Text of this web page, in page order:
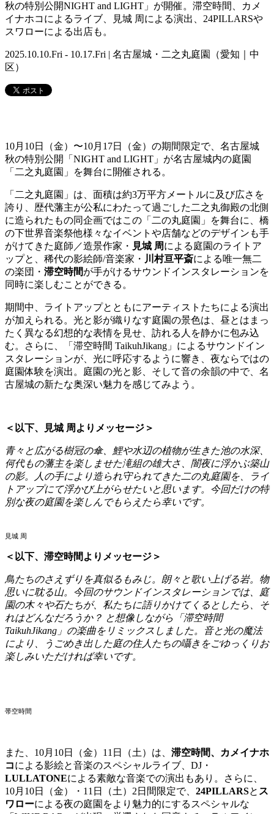
秋の特別公開NIGHT and LIGHT」が開催。滞空時間、カメ
イナホコによるライブ、見城 周による演出、24PILLARSや
スワローによる出店も。
2025.10.10.Fri - 10.17.Fri | 名古屋城・二之丸庭園（愛知｜中
区）
10月10日（金）〜10月17日（金）の期間限定で、名古屋城
秋の特別公開「NIGHT and LIGHT」が名古屋城内の庭園
「二之丸庭園」を舞台に開催される。
「二之丸庭園」は、面積は約3万平方メートルに及び広さを
誇り、歴代藩主が公私にわたって過ごした二之丸御殿の北側
に造られたもの同企画ではこの「二の丸庭園」を舞台に、橋
の下世界音楽祭他様々なイベントや店舗などのデザインも手
がけてきた庭師／造景作家・ 見城 周による庭園のライトア
ップと、稀代の影絵師/音楽家・ 川村亘平斎による唯一無二
の楽団・ 滞空時間が手がけるサウンドインスタレーションを
同時に楽しむことができる。
期間中、ライトアップとともにアーティストたちによる演出
が加えられる。光と影が織りなす庭園の景色は、昼とはまっ
たく異なる幻想的な表情を見せ、訪れる人を静かに包み込
む。さらに、「滞空時間 TaikuhJikang」によるサウンドイン
スタレーションが、光に呼応するように響き、夜ならではの
庭園体験を演出。庭園の光と影、そして音の余韻の中で、名
古屋城の新たな奥深い魅力を感じてみよう。
＜以下、見城 周よりメッセージ＞
青々と広がる樹冠の傘、鯉や水辺の植物が生きた池の水深、
何代もの藩主を楽しませた滝組の雄大さ、闇夜に浮かぶ築山
の影。人の手により造られ守られてきた二の丸庭園を、ライ
トアップにて浮かび上がらせたいと思います。今回だけの特
別な夜の庭園を楽しんでもらえたら幸いです。
見城 周
＜以下、滞空時間よりメッセージ＞
鳥たちのさえずりを真似るもみじ。朗々と歌い上げる岩。物
思いに耽る山。今回のサウンドインスタレーションでは、庭
園の木々や石たちが、私たちに語りかけてくるとしたら、そ
れはどんなだろうか？ と想像しながら「滞空時間
TaikuhJikang」の楽曲をリミックスしました。音と光の魔法
により、うごめき出した庭の住人たちの囁きをごゆっくりお
楽しみいただければ幸いです。
帯空時間
また、10月10日（金）11日（土）は、 滞空時間、カメイナホ
コによる影絵と音楽のスペシャルライブ、DJ・
LULLATONEによる素敵な音楽での演出もあり。さらに、
10月10日（金）・11日（土）2日間限定で、 24PILLARSと ス
ワローによる夜の庭園をより魅力的にするスペシャルな